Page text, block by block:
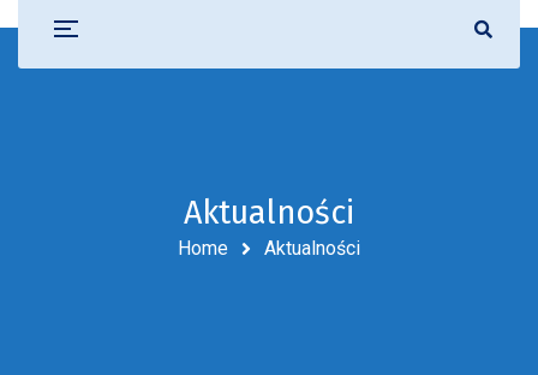
Aktualności
Home Aktualności